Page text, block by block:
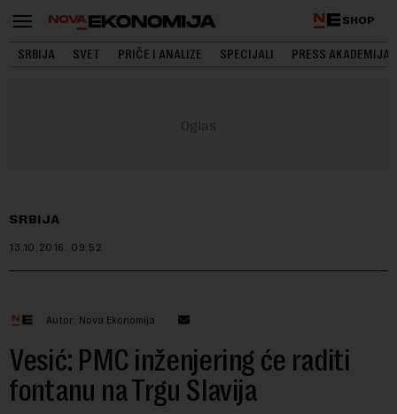
SHOP
SRBIJA SVET PRIČE I ANALIZE SPECIJALI PRESS AKADEMIJA
SRBIJA
13.10.2016. 09:52
Autor: Nova Ekonomija
Vesić: PMC inženjering će raditi
fontanu na Trgu Slavija